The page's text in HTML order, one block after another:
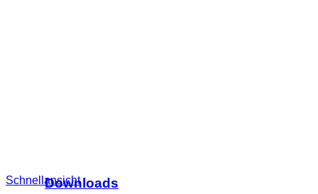
Downloads
Schnellansicht